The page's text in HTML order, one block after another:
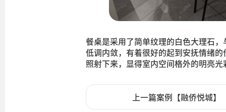
餐桌是采用了简单纹理的白色大理石
低调内敛，有着很好的起到安抚情绪
照射下来，显得室内空间格外的明亮光
上一篇案例【融侨悦城】